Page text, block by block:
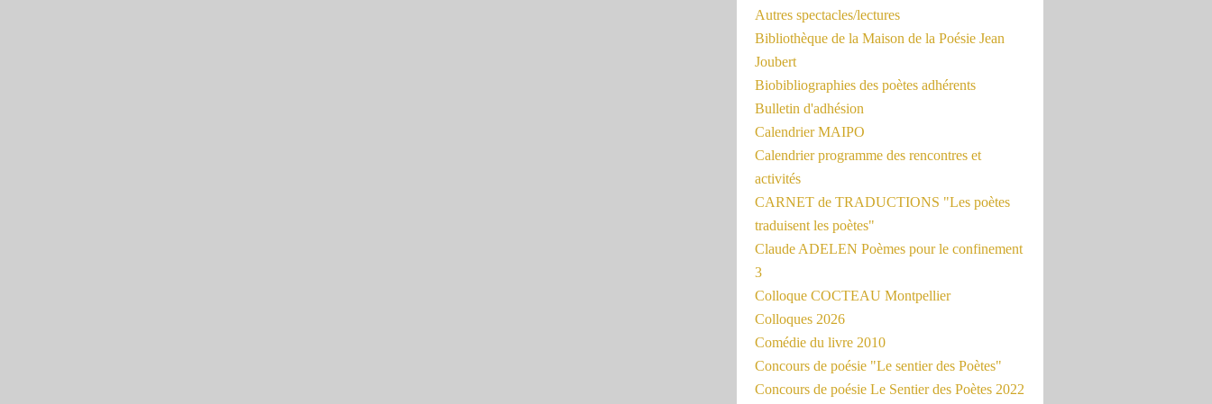
Autres spectacles/lectures
Bibliothèque de la Maison de la Poésie Jean
Joubert
Biobibliographies des poètes adhérents
Bulletin d'adhésion
Calendrier MAIPO
Calendrier programme des rencontres et
activités
CARNET de TRADUCTIONS "Les poètes
traduisent les poètes"
Claude ADELEN Poèmes pour le confinement
3
Colloque COCTEAU Montpellier
Colloques 2026
Comédie du livre 2010
Concours de poésie "Le sentier des Poètes"
Concours de poésie Le Sentier des Poètes 2022